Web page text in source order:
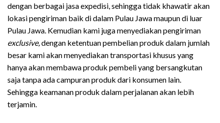
dengan berbagai jasa expedisi, sehingga tidak khawatir akan
lokasi pengiriman baik di dalam Pulau Jawa maupun di luar
Pulau Jawa. Kemudian kami juga menyediakan pengiriman
exclusive, dengan ketentuan pembelian produk dalam jumlah
besar kami akan menyediakan transportasi khusus yang
hanya akan membawa produk pembeli yang bersangkutan
saja tanpa ada campuran produk dari konsumen lain.
Sehingga keamanan produk dalam perjalanan akan lebih
terjamin.